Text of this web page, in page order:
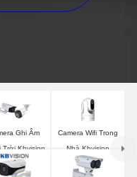
Ghi Âm
Trời Kbvision
Camera Wifi Trong
Nhà Kbvision